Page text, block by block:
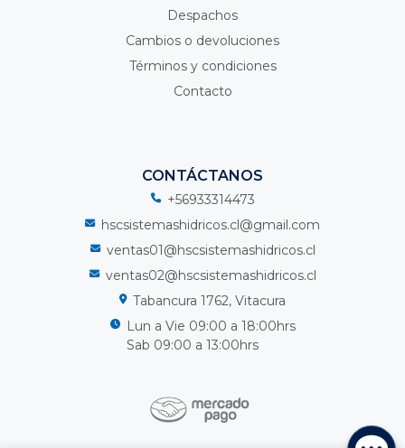
Despachos
Cambios o devoluciones
Términos y condiciones
Contacto
CONTÁCTANOS
+56933314473
hscsistemashidricos.cl@gmail.com
ventas01@hscsistemashidricos.cl
ventas02@hscsistemashidricos.cl
Tabancura 1762, Vitacura
Lun a Vie 09:00 a 18:00hrs
Sab 09:00 a 13:00hrs